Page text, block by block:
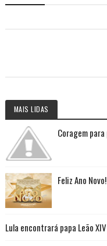
MAIS LIDAS
Coragem
Feliz Ano Novo!
Lula encontrará papa Leão